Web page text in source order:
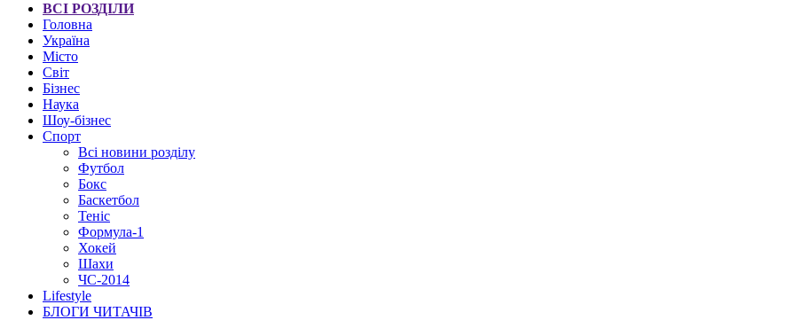
ВСІ РОЗДІЛИ
Головна
Україна
Місто
Світ
Бізнес
Наука
Шоу-бізнес
Спорт
Всі новини розділу
Футбол
Бокс
Баскетбол
Теніс
Формула-1
Хокей
Шахи
ЧС-2014
Lifestyle
БЛОГИ ЧИТАЧІВ